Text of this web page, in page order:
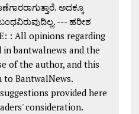
ಅದಕ್ಕೂ
--- ಹರೀಶ
: All opinions regarding
bantwalnews and the
of the author, and this
to BantwalNews.
provided here
consideration.